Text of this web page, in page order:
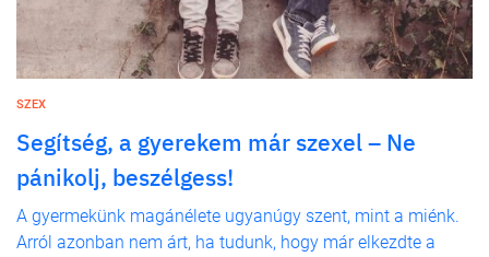
SZEX
Segítség, a gyerekem már szexel – Ne
pánikolj, beszélgess!
A gyermekünk magánélete ugyanúgy szent, mint a miénk.
Arról azonban nem árt, ha tudunk, hogy már elkezdte a